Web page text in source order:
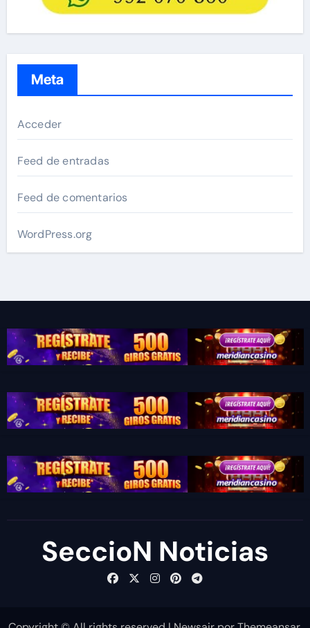
Meta
Acceder
Feed de entradas
Feed de comentarios
WordPress.org
SeccioN Noticias